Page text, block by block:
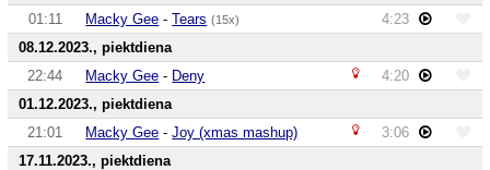
01:11
Macky Gee -Tears (15x)
4:23
08.12.2023., piektdiena
22:44
Macky Gee - Deny
4:20
01.12.2023., piektdiena
21:01
Macky Gee -Joy (xmas mashup)
3:06
17.11.2023., piektdiena